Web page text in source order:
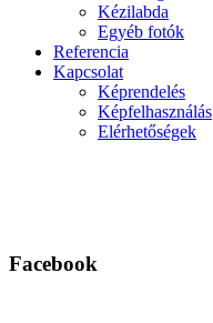
Kézilabda
Egyéb fotók
Referencia
Kapcsolat
Képrendelés
Képfelhasználás
Elérhetőségek
Facebook